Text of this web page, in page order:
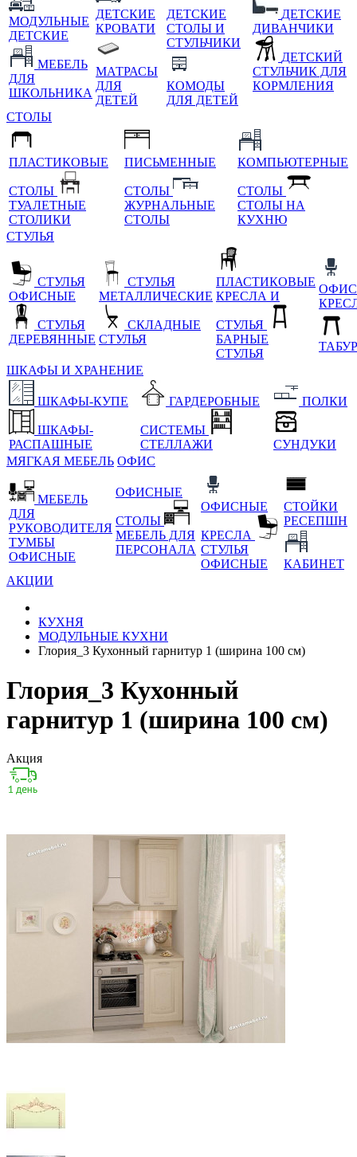
МОДУЛЬНЫЕ
ДЕТСКИЕ
МЕБЕЛЬ
ДЛЯ
ШКОЛЬНИКА
ДЕТСКИЕ
КРОВАТИ
МАТРАСЫ
ДЛЯ
ДЕТЕЙ
ДЕТСКИЕ
СТОЛЫ И
СТУЛЬЧИКИ
КОМОДЫ
ДЛЯ ДЕТЕЙ
ДЕТСКИЕ
ДИВАНЧИКИ
ДЕТСКИЙ
СТУЛЬЧИК ДЛЯ
КОРМЛЕНИЯ
СТОЛЫ
ПЛАСТИКОВЫЕ
СТОЛЫ
ТУАЛЕТНЫЕ
СТОЛИКИ
ПИСЬМЕННЫЕ
СТОЛЫ
ЖУРНАЛЬНЫЕ
СТОЛЫ
КОМПЬЮТЕРНЫЕ
СТОЛЫ
СТОЛЫ НА
КУХНЮ
СТУЛЬЯ
СТУЛЬЯ
ОФИСНЫЕ
СТУЛЬЯ
ДЕРЕВЯННЫЕ
СТУЛЬЯ
МЕТАЛЛИЧЕСКИЕ
СКЛАДНЫЕ
СТУЛЬЯ
ПЛАСТИКОВЫЕ
КРЕСЛА И
СТУЛЬЯ
БАРНЫЕ
СТУЛЬЯ
ШКАФЫ И ХРАНЕНИЕ
ШКАФЫ-КУПЕ
ШКАФЫ-
РАСПАШНЫЕ
ГАРДЕРОБНЫЕ
СИСТЕМЫ
СТЕЛЛАЖИ
ПОЛКИ
СУНДУКИ
МЯГКАЯ МЕБЕЛЬ ОФИС
МЕБЕЛЬ
ДЛЯ
РУКОВОДИТЕЛЯ
ТУМБЫ
ОФИСНЫЕ
ОФИСНЫЕ
СТОЛЫ
МЕБЕЛЬ ДЛЯ
ПЕРСОНАЛА
ОФИСНЫЕ
КРЕСЛА
СТУЛЬЯ
ОФИСНЫЕ
СТОЙКИ
РЕСЕПШН
КАБИНЕТ
АКЦИИ
КУХНЯ
МОДУЛЬНЫЕ КУХНИ
Глория_3 Кухонный гарнитур 1 (ширина 100 см)
Глория_3 Кухонный
гарнитур 1 (ширина 100 см)
Акция